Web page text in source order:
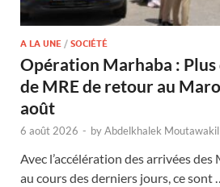
A LA UNE / SOCIÉTÉ
Opération Marhaba :
de MRE de retour au
août
6 août 2026 - byAbdelkhalek Moutawakil
Avec l’accélération des arrivées
au cours des derniers jours, ce sont